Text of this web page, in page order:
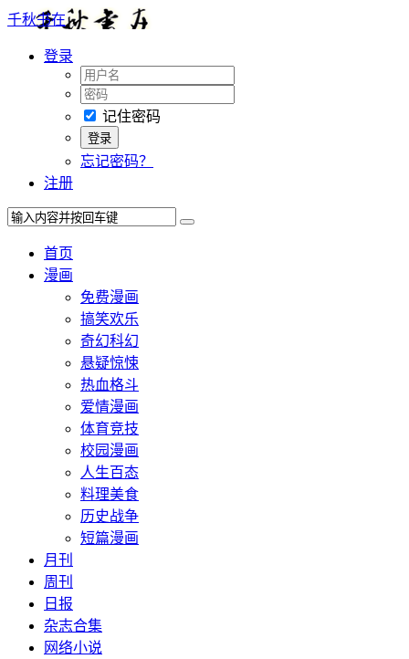
千秋书在
登录
记住密码
忘记密码？
注册
首页
漫画
免费漫画
搞笑欢乐
奇幻科幻
悬疑惊悚
热血格斗
爱情漫画
体育竞技
校园漫画
人生百态
料理美食
历史战争
短篇漫画
月刊
周刊
日报
杂志合集
网络小说